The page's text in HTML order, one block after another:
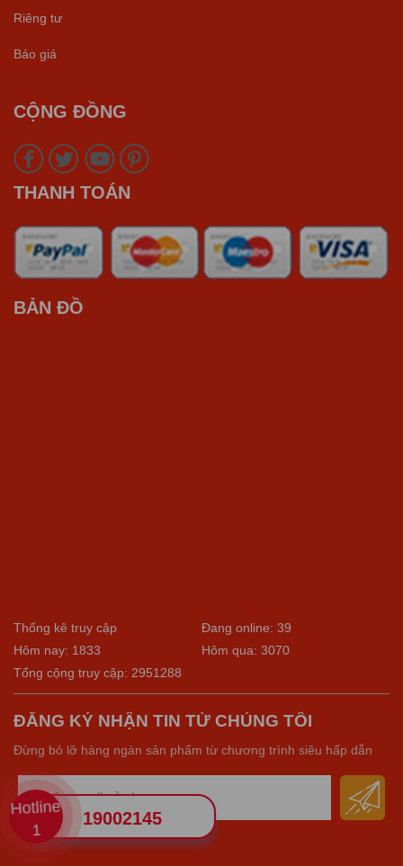
Riêng tư
Báo giá
CỘNG ĐỒNG
THANH TOÁN
BẢN ĐỒ
Thống kê truy cập
Đang online: 39
Hôm nay: 1833
Hôm qua: 3070
Tổng cộng truy cập: 2951288
ĐĂNG KÝ NHẬN TIN TỪ CHÚNG TÔI
Đừng bỏ lỡ hàng ngàn sản phẩm từ chương trình siêu hấp dẫn
Hotline
1
19002145